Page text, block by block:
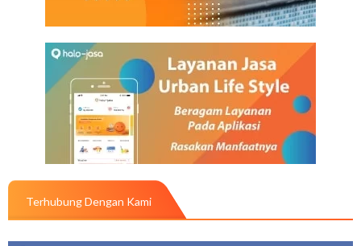
Terhubung Dengan Kami